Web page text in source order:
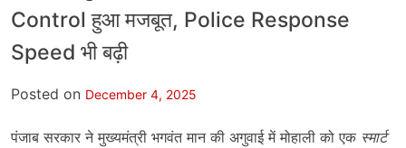
Control हुआ मजबूत, Police Response
Speed भी बढ़ी
Posted on December 4, 2025
पंजाब सरकार ने मुख्यमंत्री भगवंत मान की अगुवाई में मोहाली को एक स्मार्ट